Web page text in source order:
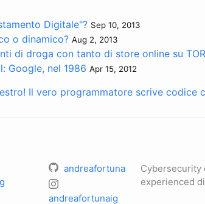
Digitale"? Sep 10, 2013
o dinamico? Aug 2, 2013
di droga con tanto di store online su TOR
Google, nel 1986 Apr 15, 2012
Il vero programmatore scrive codice
andreafortuna
andreafortunaig
Cybersecurity
experienced